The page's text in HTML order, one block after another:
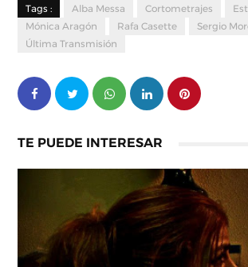
Tags : Alba Messa Cortometrajes
Mónica Aragón
Rafa Casette
Sergio
Última Transmisión
TE PUEDE INTERESAR